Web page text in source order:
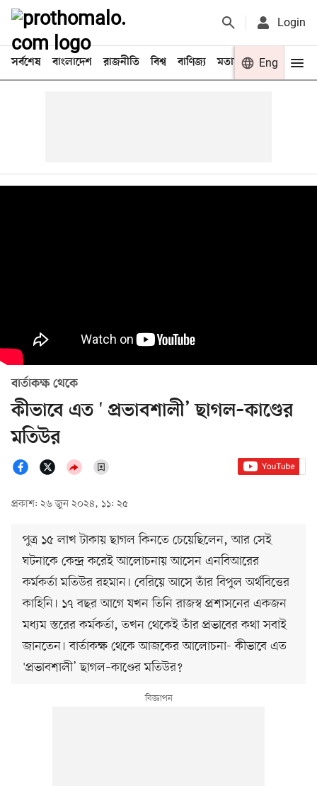
Login
সর্বশেষ বাংলাদেশ রাজনীতি বিশ্ব বাণিজ্য মতামত খেলা
Eng
বার্তাকক্ষ থেকে
কীভাবে এত ' প্রভাবশালী’ ছাগল–কাণ্ডের
মতিউর
প্রকাশ: ২৬ জুন ২০২৪, ১১: ২৫
পুত্র ১৫ লাখ টাকায় ছাগল কিনতে চেয়েছিলেন, আর সেই
ঘটনাকে কেন্দ্র করেই আলোচনায় আসেন এনবিআরের
কর্মকর্তা মতিউর রহমান। বেরিয়ে আসে তাঁর বিপুল অর্থবিত্তের
কাহিনি। ১৭ বছর আগে যখন তিনি রাজস্ব প্রশাসনের একজন
মধ্যম স্তরের কর্মকর্তা, তখন থেকেই তাঁর প্রভাবের কথা সবাই
জানতেন। বার্তাকক্ষ থেকে আজকের আলোচনা- কীভাবে এত
'প্রভাবশালী’ ছাগল–কাণ্ডের মতিউর?